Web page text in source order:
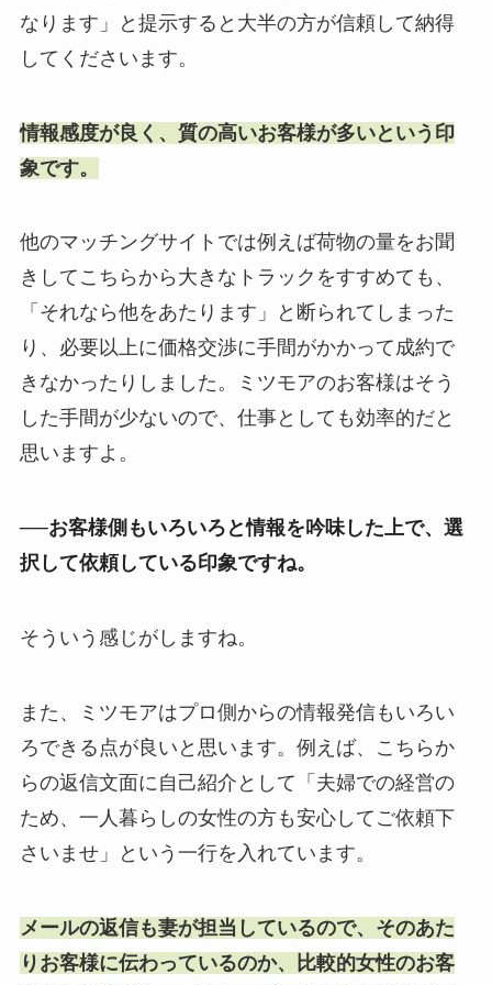
なります」と提示すると大半の方が信頼して納得
してくださいます。
情報感度が良く、質の高いお客様が多いという印
象です。
他のマッチングサイトでは例えば荷物の量をお聞
きしてこちらから大きなトラックをすすめても、
「それなら他をあたります」と断られてしまった
り、必要以上に価格交渉に手間がかかって成約で
きなかったりしました。ミツモアのお客様はそう
した手間が少ないので、仕事としても効率的だと
思いますよ。
──お客様側もいろいろと情報を吟味した上で、選
択して依頼している印象ですね。
そういう感じがしますね。
また、ミツモアはプロ側からの情報発信もいろい
ろできる点が良いと思います。例えば、こちらか
らの返信文面に自己紹介として「夫婦での経営の
ため、一人暮らしの女性の方も安心してご依頼下
さいませ」という一行を入れています。
メールの返信も妻が担当しているので、そのあた
りお客様に伝わっているのか、比較的女性のお客